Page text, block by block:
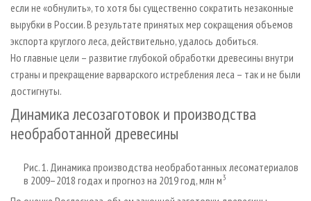
если не «обнулить», то хотя бы существенно сократить незаконные
вырубки в России. В результате принятых мер сокращения объемов
экспорта круг­лого леса, действительно, удалось добиться.
Но главные цели – развитие глубокой обработки древесины внутри
страны и прекращение варварского истребления леса – так и не были
достигнуты.
Динамика лесозаготовок и производства
необработанной древесины
Рис. 1. Динамика производства необработанных лесоматериалов
в 2009–2018 годах и прогноз на 2019 год, млн м3